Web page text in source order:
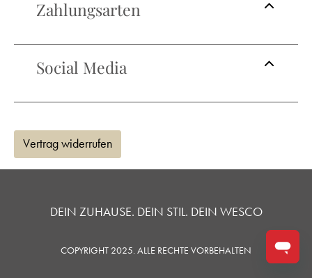
Zahlungsarten
Social Media
Vertrag widerrufen
DEIN ZUHAUSE. DEIN STIL. DEIN WESCO
COPYRIGHT 2025. ALLE RECHTE VORBEHALTEN